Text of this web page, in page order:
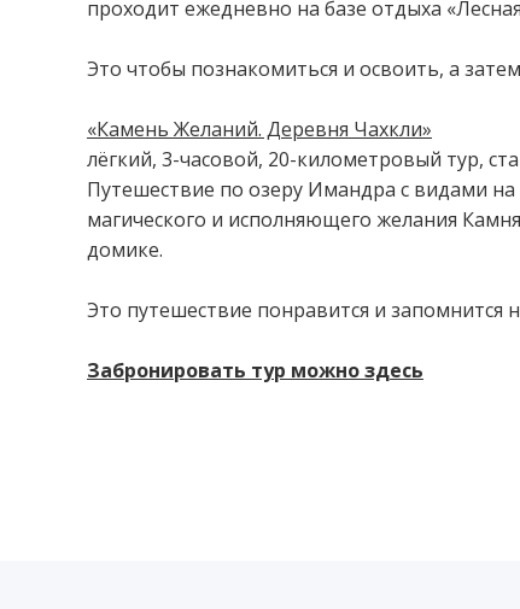
проходит ежедневно на базе отдыха
Это чтобы познакомиться и освоить, а
«Камень Желаний. Деревня Чахкли»⁣⁣
лёгкий, 3-часовой, 20-километровый тур,
⁣⁣Путешествие по озеру Имандра с видами
магического и исполняющего желания
домике.⁣⁣⁣⁣⠀
Это путешествие понравится и запомнится
Забронировать тур можно здесь